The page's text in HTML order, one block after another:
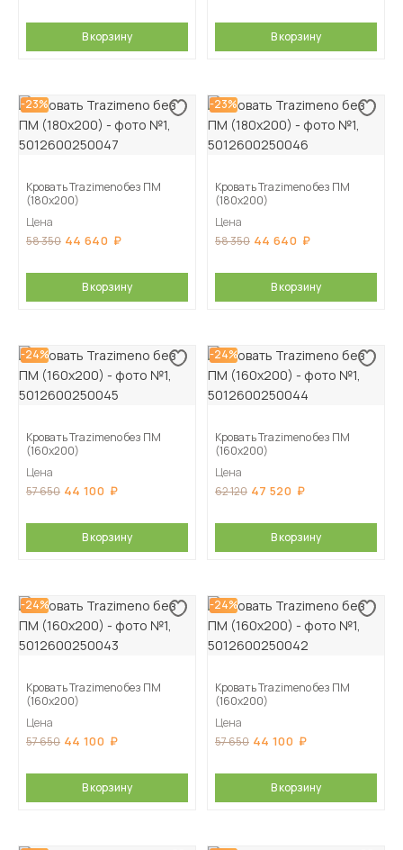
В корзину В корзину
-23%
Кровать Trazimeno без ПМ
(180х200)
Цена
58 350 44 640
В корзину
-23%
Кровать Trazimeno без ПМ
(180х200)
Цена
58 350 44 640
В корзину
-24%
Кровать Trazimeno без ПМ
(160х200)
Цена
57 650 44 100
В корзину
-24%
Кровать Trazimeno без ПМ
(160х200)
Цена
62 120 47 520
В корзину
-24%
Кровать Trazimeno без ПМ
(160х200)
Цена
57 650 44 100
В корзину
-24%
Кровать Trazimeno без ПМ
(160х200)
Цена
57 650 44 100
В корзину